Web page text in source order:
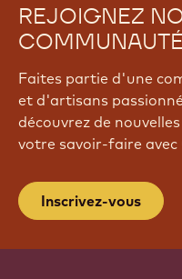
REJOIGNEZ
COMMUNAUTÉ
Faites partie d'une
et d'artisans
découvrez de
votre savoir-faire avec
Inscrivez-vous